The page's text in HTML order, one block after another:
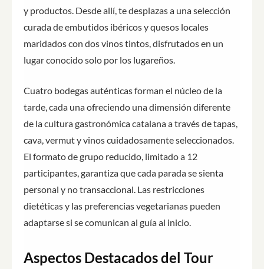
y productos. Desde allí, te desplazas a una selección
curada de embutidos ibéricos y quesos locales
maridados con dos vinos tintos, disfrutados en un
lugar conocido solo por los lugareños.
Cuatro bodegas auténticas forman el núcleo de la
tarde, cada una ofreciendo una dimensión diferente
de la cultura gastronómica catalana a través de tapas,
cava, vermut y vinos cuidadosamente seleccionados.
El formato de grupo reducido, limitado a 12
participantes, garantiza que cada parada se sienta
personal y no transaccional. Las restricciones
dietéticas y las preferencias vegetarianas pueden
adaptarse si se comunican al guía al inicio.
Aspectos Destacados del Tour